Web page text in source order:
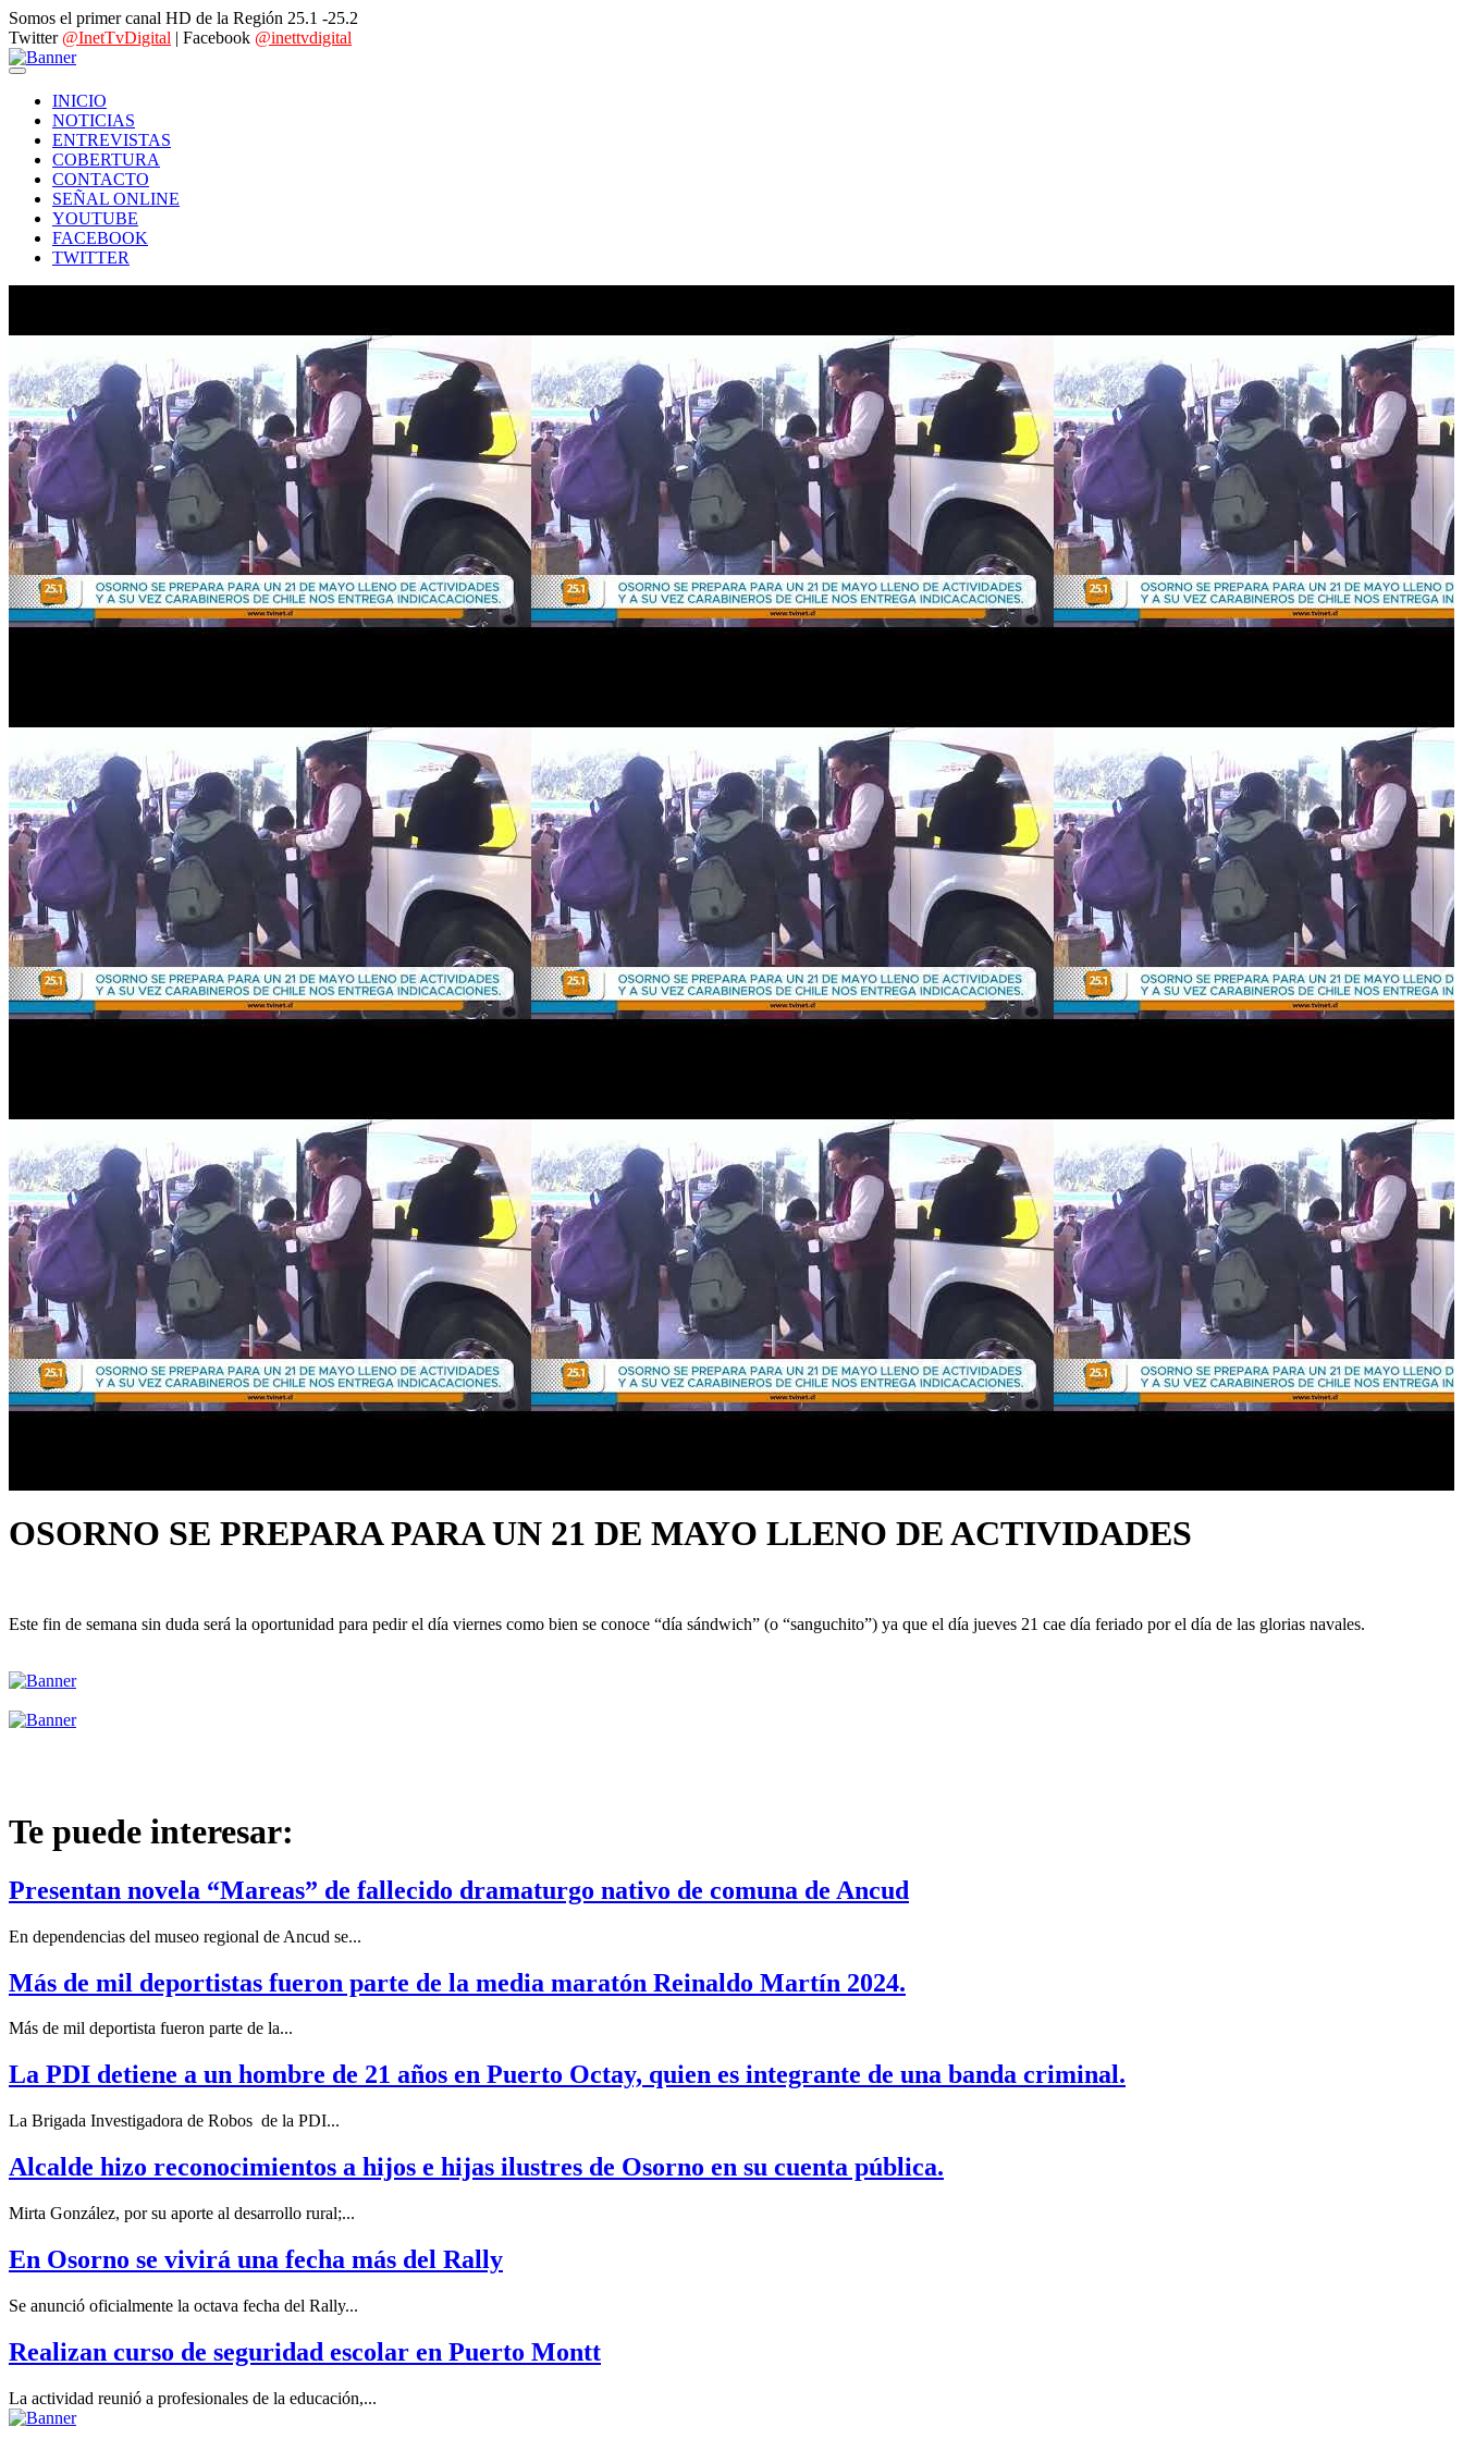
Somos el primer canal HD de la Región 25.1 -25.2
Twitter @InetTvDigital | Facebook @inettvdigital
INICIO
NOTICIAS
ENTREVISTAS
COBERTURA
CONTACTO
SEÑAL ONLINE
YOUTUBE
FACEBOOK
TWITTER
OSORNO SE PREPARA PARA UN 21 DE MAYO LLENO DE ACTIVIDADES
Este fin de semana sin duda será la oportunidad para pedir el día viernes como bien se conoce “día sándwich” (o “sanguchito”) ya que el día jueves 21 cae día feriado por el día de las glorias navales.
Te puede interesar:
Presentan novela “Mareas” de fallecido dramaturgo nativo de comuna de Ancud
En dependencias del museo regional de Ancud se...
Más de mil deportistas fueron parte de la media maratón Reinaldo Martín 2024.
Más de mil deportista fueron parte de la...
La PDI detiene a un hombre de 21 años en Puerto Octay, quien es integrante de una banda criminal.
La Brigada Investigadora de Robos de la PDI...
Alcalde hizo reconocimientos a hijos e hijas ilustres de Osorno en su cuenta pública.
Mirta González, por su aporte al desarrollo rural;...
En Osorno se vivirá una fecha más del Rally
Se anunció oficialmente la octava fecha del Rally...
Realizan curso de seguridad escolar en Puerto Montt
La actividad reunió a profesionales de la educación,...